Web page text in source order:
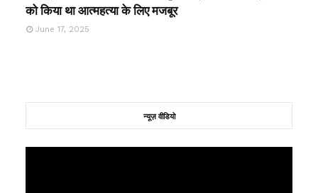
को किया था आत्महत्या के लिए मजबूर
June 17, 2025
न्यूज़ वीडियो